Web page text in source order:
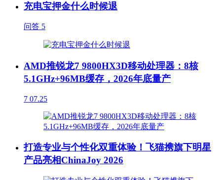
充电宝押金什么时候退
问答 5
AMD推锐龙7 9800HX3D移动处理器：8核
5.1GHz+96MB缓存，2026年底量产
7 07.25
打造专业与个性化双重体验！飞猫携旗下明星
产品亮相ChinaJoy 2026